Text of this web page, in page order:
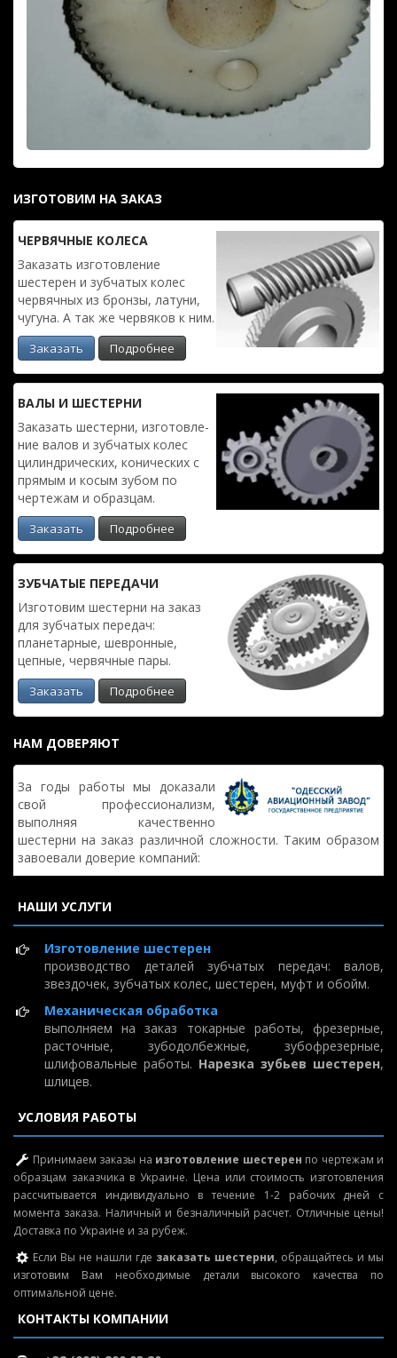
ИЗГОТОВИМ НА ЗАКАЗ
ЧЕРВЯЧ­НЫЕ КОЛЕСА
Заказать изготовле­ние
шестерен и зубчатых колес
червяч­ных из бронзы, латуни,
чугуна. А так же червяков к ним.
Заказать Подробнее
ВАЛЫ И ШЕСТЕРНИ
Заказать шестерни, изготовле­
ние валов и зубчатых колес
цилиндри­ческих, конических с
прямым и косым зубом по
чертежам и образцам.
Заказать Подробнее
ЗУБЧАТЫЕ ПЕРЕДАЧИ
Изготовим шестерни на заказ
для зубчатых передач:
планетарные, шевронные,
цепные, червячные пары.
Заказать Подробнее
НАМ ДОВЕРЯЮТ
За годы работы мы доказали
свой профессионализм,
выполняя качественно
шестерни на заказ различной сложности. Таким образом
завоевали доверие компаний:
НАШИ УСЛУГИ
Изготовление шестерен
производство деталей зубчатых передач: валов,
звездочек, зубчатых колес, шестерен, муфт и обойм.
Механическая обработка
выполняем на заказ токарные работы, фрезерные,
расточные, зубодолбежные, зубофрезерные,
шлифовальные работы. Нарезка зубьев шестерен,
шлицев.
УСЛОВИЯ РАБОТЫ
Принимаем заказы на изготовление шестерен по чертежам и
образцам заказчика в Украине. Цена или стоимость изготовления
рассчитывается индивидуально в течение 1-2 рабочих дней с
момента заказа. Наличный и безналичный расчет. Отличные цены!
Доставка по Украине и за рубеж.
Если Вы не нашли где заказать шестерни, обращайтесь и мы
изготовим Вам необходимые детали высокого качества по
оптимальной цене.
КОНТАКТЫ КОМПАНИИ